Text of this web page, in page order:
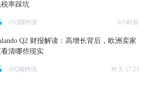
率踩坑
小Q聊跨境 6小时前
Q2 财报解读：高增长背后，欧洲卖家
清哪些现实
小Q聊跨境 昨天 17:23